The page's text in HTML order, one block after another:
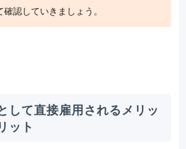
確認していきましょう。
して直接雇用されるメリッ
ット